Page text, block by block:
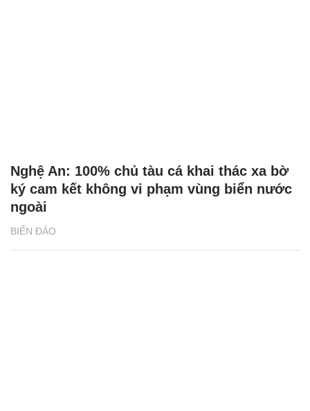
BIỂN ĐẢO
Nghệ An: 100% chủ tàu cá khai thác xa bờ
ký cam kết không vi phạm vùng biển nước
ngoài